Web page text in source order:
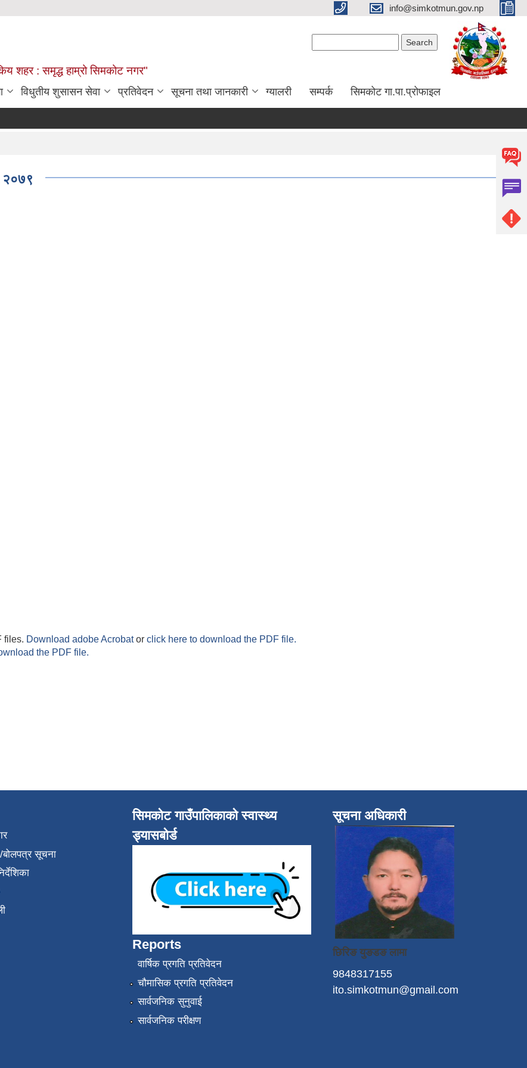
info@simkotmun.gov.np
शहर : समृद्ध हाम्रो सिमकोट नगर"
विधुतीय शुसासन सेवा प्रतिवेदन सूचना तथा जानकारी ग्यालरी सम्पर्क सिमकोट गा.पा.प्रोफाइल
२०७९
files. Download adobe Acrobator click here to download the PDF file.
the PDF file.
बोलपत्र सूचना
सिमकोट गाउँपालिकाको स्वास्थ्य
ड्यासबोर्ड
Reports
वार्षिक प्रगति प्रतिवेदन
चौमासिक प्रगति प्रतिवेदन
सार्वजनिक सुनुवाई
सार्वजनिक परीक्षण
सूचना अधिकारी
छिरिङ युङडङ लामा
9848317155
ito.simkotmun@gmail.com